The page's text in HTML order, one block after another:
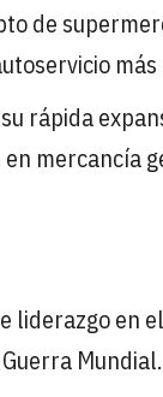
de
rápida
mercancía
liderazgo en
Mundial.